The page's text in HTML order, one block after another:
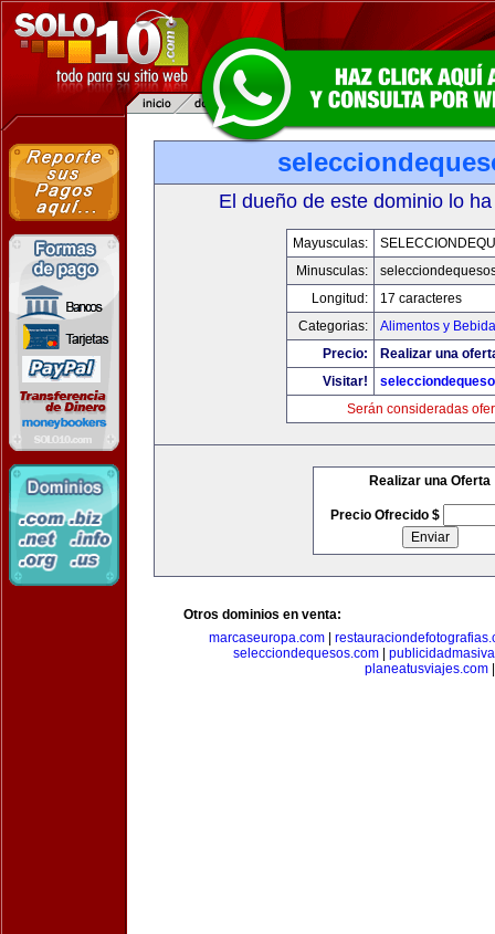
El dueño de este dominio lo
Mayusculas:
Minusculas:
Longitud:
17 caracteres
Categorias:
Alimentos y
Precio:
Realizar una
Visitar!
Serán consideradas
Realizar una Oferta
Precio Ofrecido $
Otros dominios en venta:
marcaseuropa.com|
selecciondequesos.com
planeatusviajes.com